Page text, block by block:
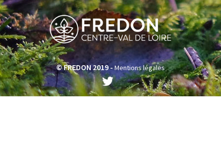
© FREDON 2019 -Mentions légales